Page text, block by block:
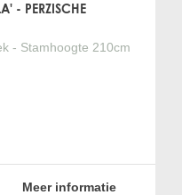
- PERZISCHE
- Stamhoogte 210cm
Meer informatie